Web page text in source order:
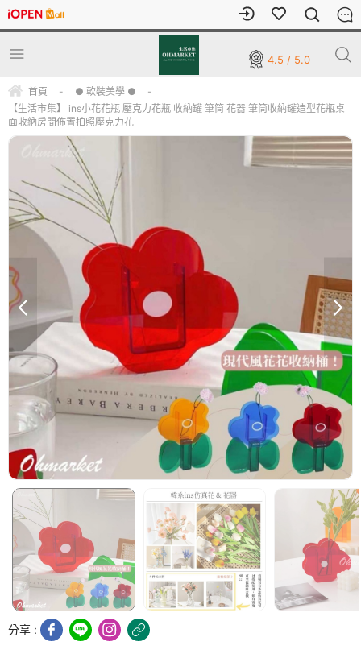
4.5 / 5.0
首頁 - ● 軟裝美學 ●
-
【生活市集】 ins小花花瓶 壓克力花瓶 收納罐 筆筒 花器 筆筒收納罐造型花瓶桌
面收納房間佈置拍照壓克力花
分享 :